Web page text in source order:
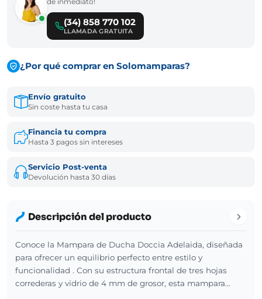
(34) 858 770 102
LLAMADA GRATUITA
¿Por qué comprar en Solomamparas?
Envío gratuito
Sin coste hasta tu casa
Financia tu compra
Hasta 3 pagos sin intereses
Servicio Post-venta
Devolución hasta 30 días
Descripción del producto
Conoce la Mampara de Ducha Doccia Adelaida, diseñada
para ofrecer un equilibrio perfecto entre estilo y
funcionalidad . Con su estructura frontal de tres hojas
correderas y vidrio de 4 mm de grosor, esta mampara…